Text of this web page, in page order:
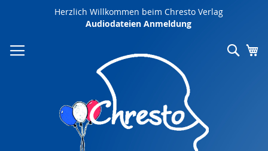
Herzlich Willkommen beim Chresto Verlag
Audiodateien Anmeldung